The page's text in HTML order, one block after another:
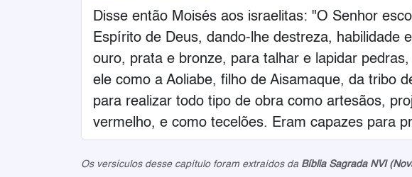
Disse então Moisés aos israelitas: "O Senhor
Espírito de Deus, dando-lhe destreza, habilidade
ouro, prata e bronze, para talhar e lapidar
ele como a Aoliabe, filho de Aisamaque, da tribo
para realizar todo tipo de obra como artesãos,
vermelho, e como tecelões. Eram capazes para
Os versículos desse capítulo foram extraídos da Bíblia Sagrada NVI